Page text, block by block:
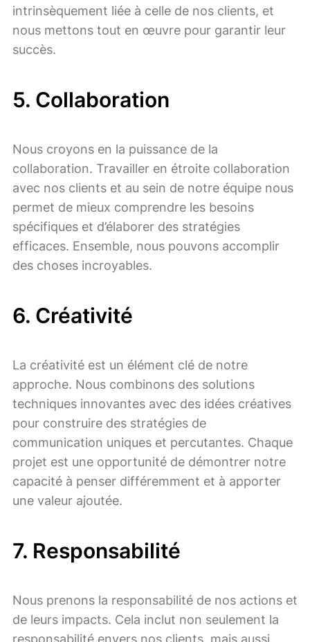
intrinsèquement liée à celle de nos clients, et
nous mettons tout en œuvre pour garantir leur
succès.
5. Collaboration
Nous croyons en la puissance de la
collaboration. Travailler en étroite collaboration
avec nos clients et au sein de notre équipe nous
permet de mieux comprendre les besoins
spécifiques et d’élaborer des stratégies
efficaces. Ensemble, nous pouvons accomplir
des choses incroyables.
6. Créativité
La créativité est un élément clé de notre
approche. Nous combinons des solutions
techniques innovantes avec des idées créatives
pour construire des stratégies de
communication uniques et percutantes. Chaque
projet est une opportunité de démontrer notre
capacité à penser différemment et à apporter
une valeur ajoutée.
7. Responsabilité
Nous prenons la responsabilité de nos actions et
de leurs impacts. Cela inclut non seulement la
responsabilité envers nos clients, mais aussi